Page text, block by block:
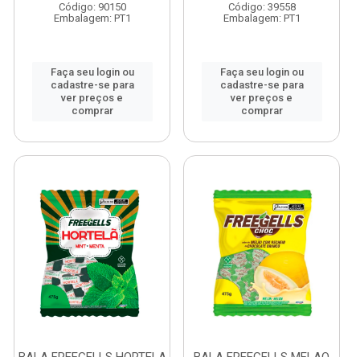
Código: 90150
Embalagem: PT1
Faça seu login ou
cadastre-se para
ver preços e
comprar
Código: 39558
Embalagem: PT1
Faça seu login ou
cadastre-se para
ver preços e
comprar